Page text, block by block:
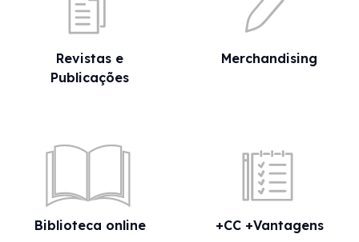
Revistas e
Publicações
Merchandising
Biblioteca online +CC +Vantagens